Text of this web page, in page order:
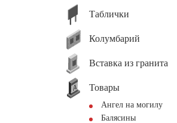
Таблички
Колумбарий
Вставка из гранита
Товары
Ангел на могилу
Балясины